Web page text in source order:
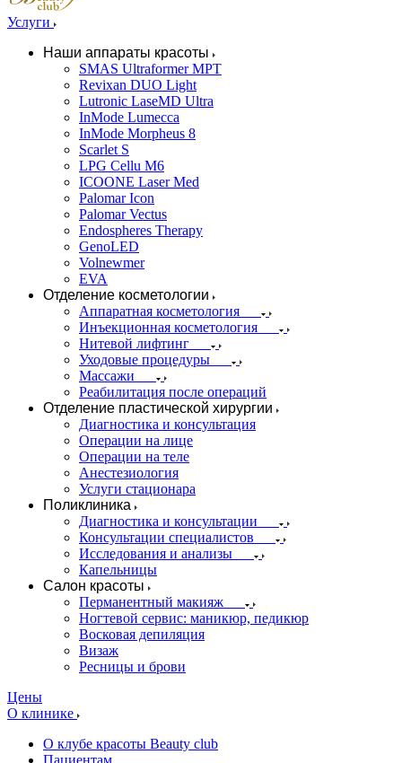
Услуги
Наши аппараты красоты
SMAS Ultraformer MPT
Revixan DUO Light
Lutronic LaseMD Ultra
InMode Lumecca
InMode Morpheus 8
Scarlet S
LPG Cellu M6
ICOONE Laser Med
Palomar Icon
Palomar Vectus
Endospheres Therapy
GenoLED
Volnewmer
EVA
Отделение косметологии
Аппаратная косметология
Инъекционная косметология
Нитевой лифтинг
Уходовые процедуры
Массажи
Реабилитация после операций
Отделение пластической хирургии
Диагностика и консультация
Операции на лице
Операции на теле
Анестезиология
Услуги стационара
Поликлиника
Диагностика и консультации
Консультации специалистов
Исследования и анализы
Капельницы
Салон красоты
Перманентный макияж
Ногтевой сервис: маникюр, педикюр
Восковая депиляция
Визаж
Ресницы и брови
Цены
О клинике
О клубе красоты Beauty club
Пациентам